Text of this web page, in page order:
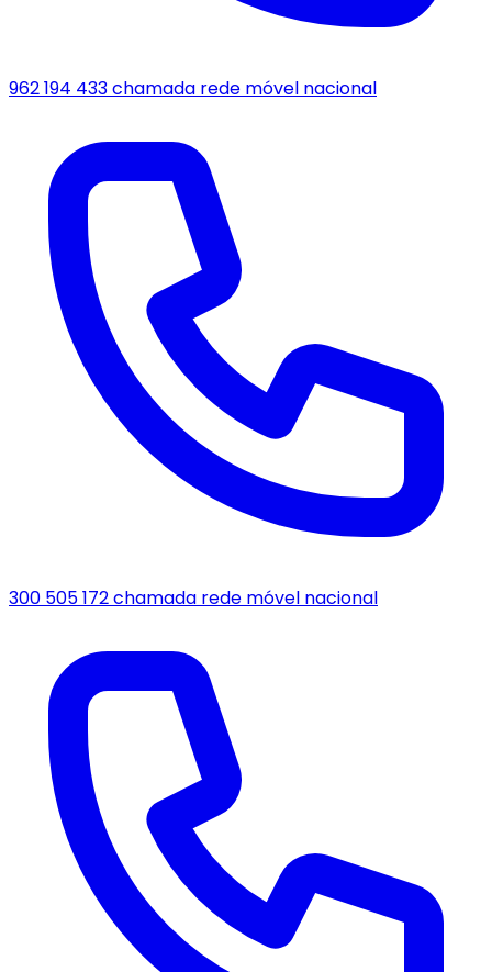
962 194 433chamada rede móvel nacional
300 505 172chamada rede móvel nacional